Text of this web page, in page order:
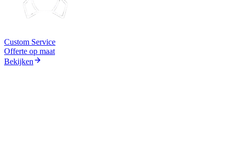
Custom Service
Offerte op maat
Bekijken